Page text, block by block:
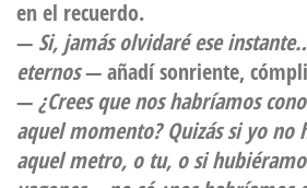
en el recuerdo.
— Si, jamás olvidaré ese
eternos— añadí sonriente,
—¿Crees que nos habríamos
aquel momento? Quizás si yo no
aquel metro, o tu, o si